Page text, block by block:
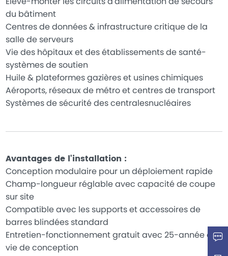
du bâtiment
Centres de données & infrastructure critique de la
salle de serveurs
Vie des hôpitaux et des établissements de santé-
systèmes de soutien
Huile & plateformes gazières et usines chimiques
Aéroports, réseaux de métro et centres de transport
Systèmes de sécurité des centralesnucléaires
Avantages de l'installation :
Conception modulaire pour un déploiement rapide
Champ-longueur réglable avec capacité de coupe
sur site
Compatible avec les supports et accessoires de
barres blindées standard
Entretien-fonctionnement gratuit avec 25-année de
vie de conception